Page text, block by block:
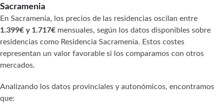
Sacramenia
En Sacramenia, los precios de las residencias oscilan entre
1.399€ y 1.717€ mensuales, según los datos disponibles sobre
residencias como Residencia Sacramenia. Estos costes
representan un valor favorable si los comparamos con otros
mercados.
Analizando los datos provinciales y autonómicos, encontramos
que: